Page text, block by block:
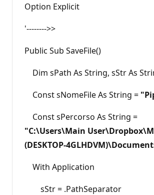
Option Explicit
'-------->>
Public Sub SaveFile()
Dim sPath As String, sStr As
Const sNomeFile As String =
Const sPercorso As String =
"C:\Users\Main
(DESKTOP-
With Application
sStr = .PathSeparator